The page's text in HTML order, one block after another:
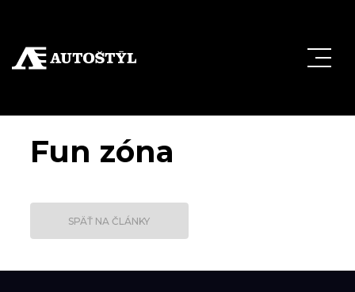
Fun zóna
SPÄŤ NA ČLÁNKY